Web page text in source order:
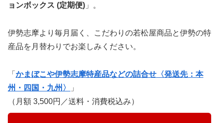
ョンボックス (定期便) 」。
伊勢志摩より毎月届く、こだわりの若松屋商品と伊勢の特
産品を月替わりでお楽しみください。
「 かまぼこや伊勢志摩特産品などの詰合せ〈発送先：本
州・四国・九州〉
」
（月額 3,500円／送料・消費税込み）